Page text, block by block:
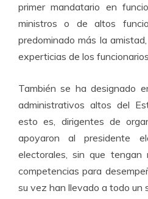
primer mandatario en
ministros o de altos
predominado más la
experticias de los
También se ha designado
administrativos altos del
esto es, dirigentes de
apoyaron al presidente
electorales, sin que tengan
competencias para
su vez han llevado a todo un